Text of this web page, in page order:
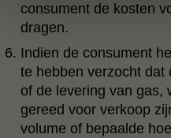
consument de kosten
dragen.
Indien de consument
te hebben verzocht dat
of de levering van gas,
gereed voor verkoop
volume of bepaalde